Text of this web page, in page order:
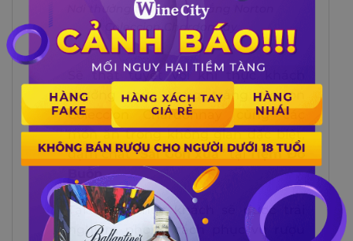
Nơi thưởng thức Vang trắng Norton
Coleccion Chardonnay
Sẽ thật tuyệt vời khi thực khách
thưởng thức Vang trắng Norton
Coleccion Chardonnay cùng các
món ăn trong không gian đặc biệt,
đậm chất“Sài Gòn xưa” tạiTiệm Đỡ
Buồn.
Tại Tiệm, thực khách sẽ được trải
nghiệm phong cách phục vụ rượu